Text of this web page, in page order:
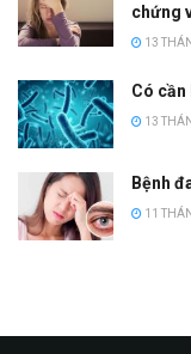
chứng
13
Có
13
Bệnh
11